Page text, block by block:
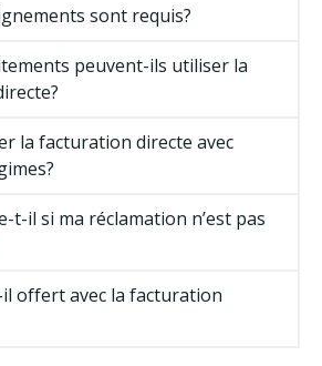
sont requis?
peuvent-ils utiliser la
la facturation directe avec
t-il si ma réclamation n’est pas
il offert avec la facturation